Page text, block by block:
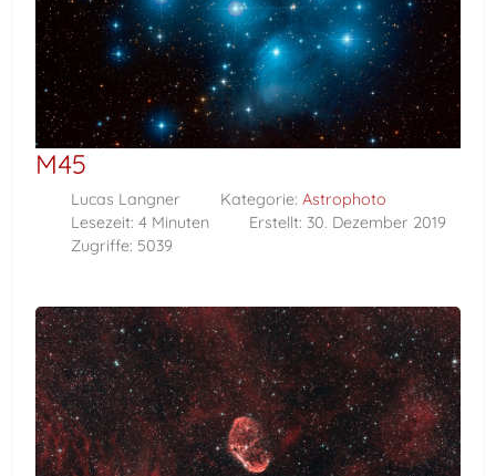
M45
Lucas Langner Kategorie: Astrophoto
Lesezeit: 4 Minuten
Erstellt: 30. Dezember 2019
Zugriffe: 5039